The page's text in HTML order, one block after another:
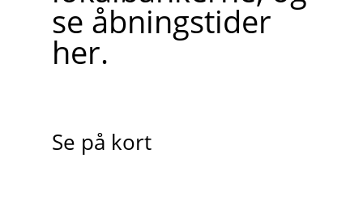
se åbningstider
her.
Se på kort